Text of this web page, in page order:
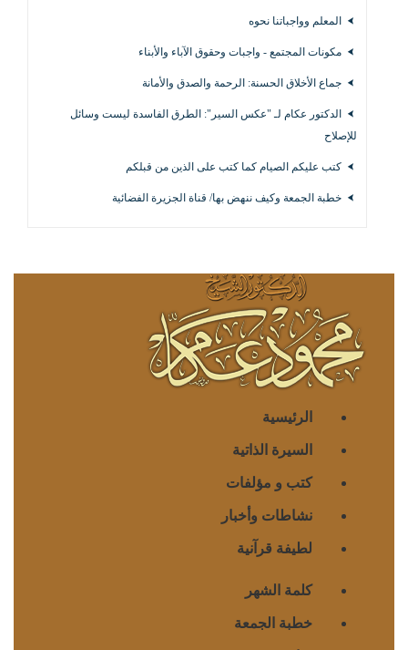
المعلم وواجباتنا نحوه
مكونات المجتمع - واجبات وحقوق الآباء والأبناء
جماع الأخلاق الحسنة: الرحمة والصدق والأمانة
الدكتور عكام لـ "عكس السير": الطرق الفاسدة ليست وسائل
للإصلاح
كتب عليكم الصيام كما كتب على الذين من قبلكم
خطبة الجمعة وكيف ننهض بها/ قناة الجزيرة الفضائية
الرئيسية
السيرة الذاتية
كتب و مؤلفات
نشاطات وأخبار
لطيفة قرآنية
كلمة الشهر
خطبة الجمعة